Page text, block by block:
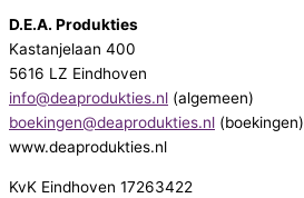
D.E.A. Produkties
Kastanjelaan 400
5616 LZ Eindhoven
info@deaprodukties.nl (algemeen)
boekingen@deaprodukties.nl (boekingen)
www.deaprodukties.nl
KvK Eindhoven 17263422